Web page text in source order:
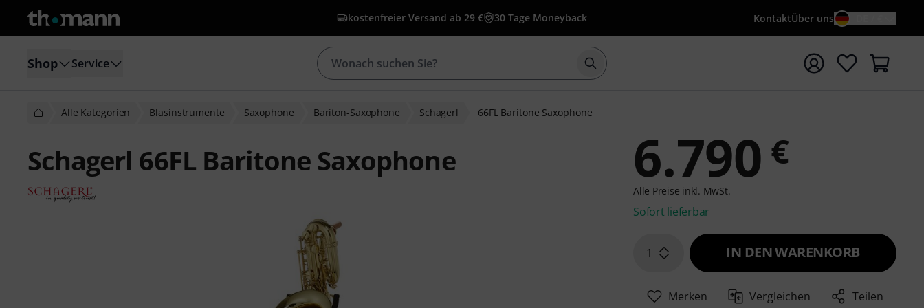
kostenfreier Versand ab 29 € 30 Tage Moneyback KontaktÜber uns
Shop Service Suche mit Suchwort {searchTerm} starten
Alle Kategorien Blasinstrumente Saxophone Bariton-Saxophone Schagerl 66FL Baritone Saxophone
Schagerl 66FL Baritone Saxophone 6.790 €
Alle Preise inkl. MwSt.
Sofort lieferbar
1 IN DEN WARENKORB
Merken Vergleichen Teilen